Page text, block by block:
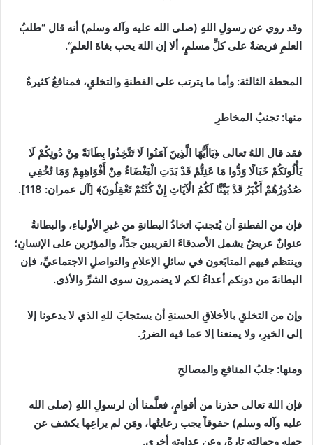
وقد روي عن رسولِ اللهِ (صلى الله عليه وآله وسلم) أنه قال “طلبُ
العلمِ فريضةٌ على كلِّ مسلمٍ، ألا إن اللهَ يحب بغاةَ العلمِ“
.
المحطة الثالثة: وأما ما يترتب على الفطنةِ والتخلقِ، فمنافعُ كثيرةٌ
منها: تجنبُ المخاطرِ
فقد قال اللهُ تعالى ﴿يَاأَيُّهَا الَّذِينَ آمَنُوا لَا تَتَّخِذُوا بِطَانَةً مِنْ دُونِكُمْ لَا
يَأْلُونَكُمْ خَبَالًا وَدُّوا مَا عَنِتُّمْ قَدْ بَدَتِ الْبَغْضَاءُ مِنْ أَفْوَاهِهِمْ وَمَا تُخْفِي
صُدُورُهُمْ أَكْبَرُ قَدْ بَيَّنَّا لَكُمُ الْآيَاتِ إِنْ كُنْتُمْ ‌تَعْقِلُونَ﴾ [ آل عمران:
118]
.
فإن من الفطنةِ أن يُتجنبَ اتخاذُ البطانةِ من غيرِ الأولياءِ، والبطانةُ
عنوانٌ عريضٌ يشمل الأصدقاءَ القريبين جدّاً، والمؤثرين على الإنسانِ؛
وينتظم فيهم المتابَعون في سائلِ الإعلامِ والتواصلِ الاجتماعيِّ، فإن
البطانةَ من دونكم أعداءُ لكم لا يضمرون سوى الشرِّ والأذى.
وإن من التخلقِ بالأخلاقِ الحسنةِ أن يستجابَ للهِ الذي لا يدعونا إلا
إلى الخيرِ، ولا يمنعنا إلا عما فيه الضررُ.
ومنها: جلبُ المنافعِ والمصالحِ
فإن اللهَ تعالى حذرنا من أقوامٍ، فعلَّمنا أن لرسولِ اللهِ (صلى الله
عليه وآله وسلم) حقوقاً يجب رعايتُها، ومَن لم يراعِها يكشف عن
جهلِهِ وجهالتِهِ تارةً، وعن عداوتِهِ أخرى.